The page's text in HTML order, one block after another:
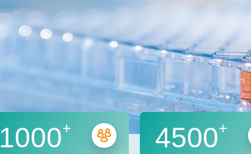
1000+ 4500+